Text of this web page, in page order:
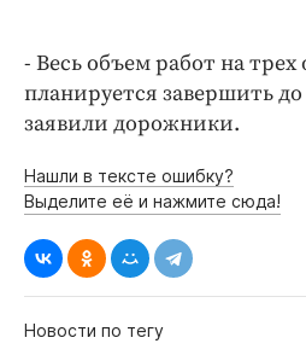
- Весь объем работ на трех
планируется завершить до
заявили дорожники.
Нашли в тексте ошибку?
Выделите её и нажмите сюда!
Новости по тегу